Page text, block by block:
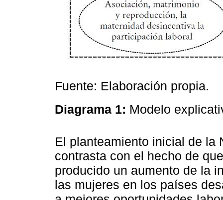
Fuente: Elaboración propia.
Diagrama 1: Modelo
El planteamiento inicial de la
contrasta con el hecho de
producido un aumento de la
las mujeres en los países